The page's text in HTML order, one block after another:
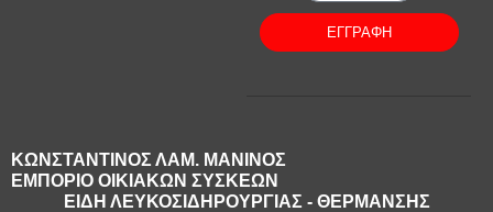
ΕΓΓΡΑΦΗ
ΚΩΝΣΤΑΝΤΙΝΟΣ ΛΑΜ. ΜΑΝΙΝΟΣ
ΕΜΠΟΡΙΟ ΟΙΚΙΑΚΩΝ ΣΥΣΚΕΩΝ
ΕΙΔΗ ΛΕΥΚΟΣΙΔΗΡΟΥΡΓΙΑΣ - ΘΕΡΜΑΝΣΗΣ